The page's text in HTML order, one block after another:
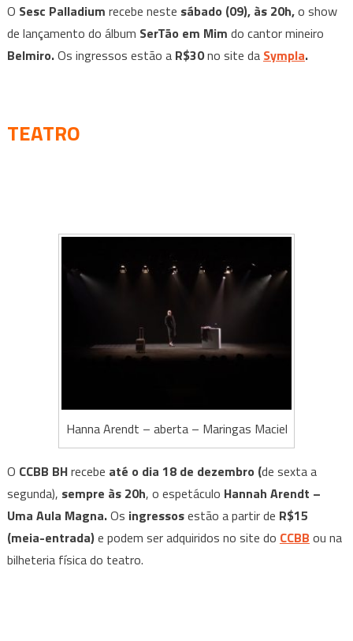
O Sesc Palladium recebe neste sábado (09), às 20h,o show
de lançamento do álbum SerTão em Mim do cantor mineiro
Belmiro.Os ingressos estão aR$30no site da Sympla.
TEATRO
Hanna Arendt – aberta – Maringas Maciel
O CCBB BHrecebe até o dia 18 de dezembro (de sexta a
segunda), sempre às 20h, o espetáculo Hannah Arendt –
Uma Aula Magna.Os ingressosestão a partir de R$15
(meia-entrada)e podem ser adquiridos no site do CCBB ou na
bilheteria física do teatro.